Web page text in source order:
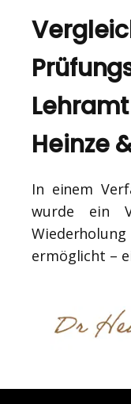
Heinze
In einem
wurde ein
ermöglicht –